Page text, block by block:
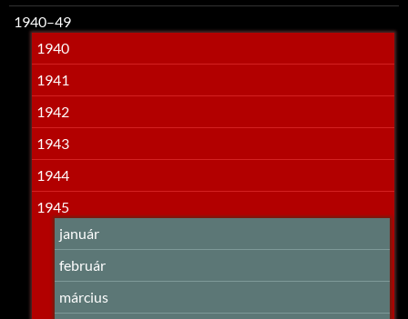
1940–49
1940
1941
1942
1943
1944
1945
január
február
március